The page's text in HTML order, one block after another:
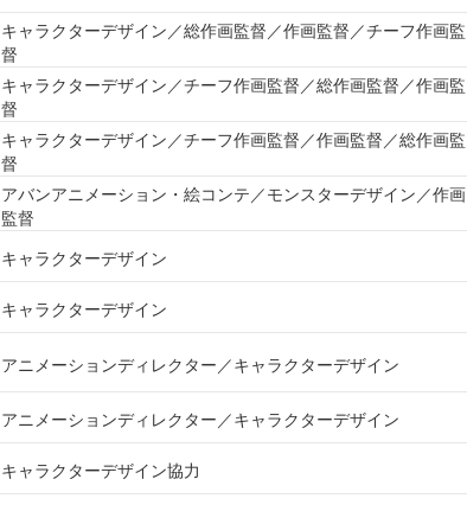
キャラクターデザイン 総作画監督 作画監督
チーフ作画監
督
キャラクターデザイン チーフ作画監督 総作画監督
作画監
督
キャラクターデザイン チーフ作画監督 作画監督
総作画監
督
アバンアニメーション・絵コンテ モンスターデザイン
作画
監督
キャラクターデザイン
キャラクターデザイン
アニメーションディレクター キャラクターデザイン
アニメーションディレクター キャラクターデザイン
キャラクターデザイン協力